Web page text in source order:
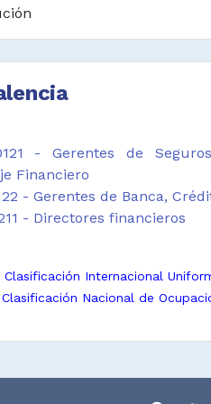
- Gerentes de
Financiero
- Gerentes de Banca,
- Directores financieros
Clasificación Internacional
Clasificación Nacional de